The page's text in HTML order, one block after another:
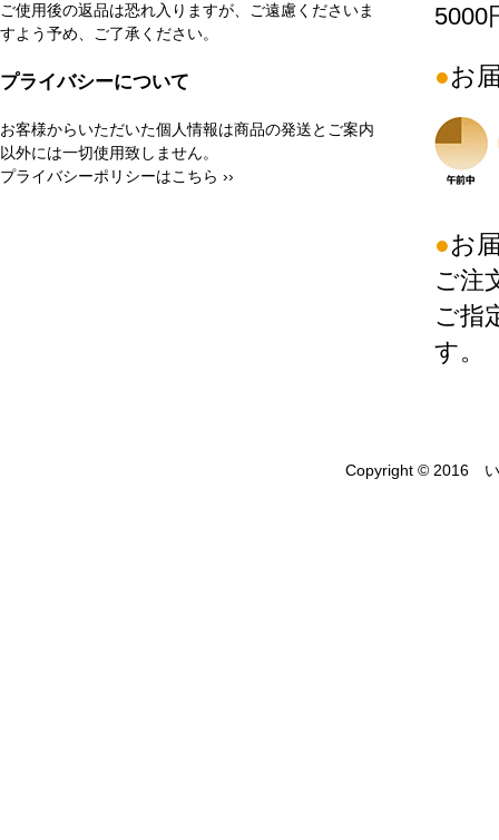
ご使用後の返品は恐れ入りますが、ご遠慮くださいま
すよう予め、ご了承ください。
プライバシーについて
お客様からいただいた個人情報は商品の発送とご案内
以外には一切使用致しません。
プライバシーポリシーはこちら ››
5000
お
お
ご注
ご指
す。
Copyright © 2016